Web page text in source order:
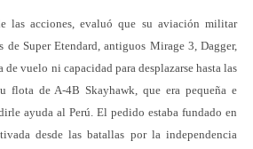
las acciones, evaluó que su aviación militar
de Super Etendard, antiguos Mirage 3, Dagger,
vuelo ni capacidad para desplazarse hasta las
flota de A-4B Skayhawk, que era pequeña e
ayuda al Perú. El pedido estaba fundado en
desde las batallas por la independencia